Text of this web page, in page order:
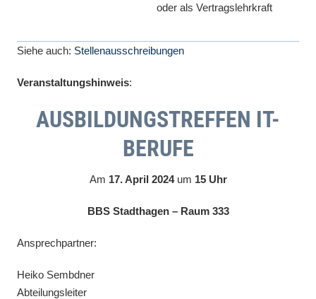
oder als Vertragslehrkraft
Siehe auch: Stellenausschreibungen
Veranstaltungshinweis:
AUSBILDUNGSTREFFEN IT-
BERUFE
Am 17. April 2024 um 15 Uhr
BBS Stadthagen – Raum 333
Ansprechpartner:
Heiko Sembdner
Abteilungsleiter